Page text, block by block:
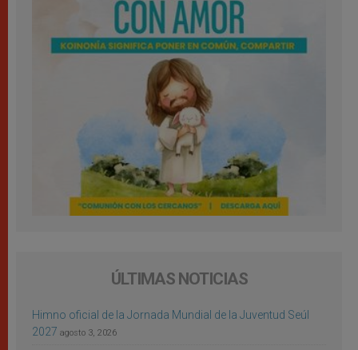
ÚLTIMAS NOTICIAS
Himno oficial de la Jornada Mundial de la Juventud Seúl
2027 agosto 3, 2026